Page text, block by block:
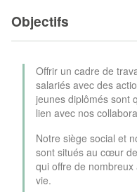
Objectifs
Offrir un cadre de
salariés avec des
jeunes diplômés sont
lien avec nos
Notre siège social et
sont situés au cœur
qui offre de
vie.